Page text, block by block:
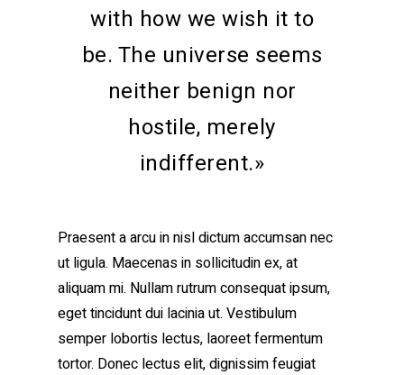
with how we wish it to
be. The universe seems
neither benign nor
hostile, merely
indifferent.»
Praesent a arcu in nisl dictum accumsan nec
ut ligula. Maecenas in sollicitudin ex, at
aliquam mi. Nullam rutrum consequat ipsum,
eget tincidunt dui lacinia ut. Vestibulum
semper lobortis lectus, laoreet fermentum
tortor. Donec lectus elit, dignissim feugiat